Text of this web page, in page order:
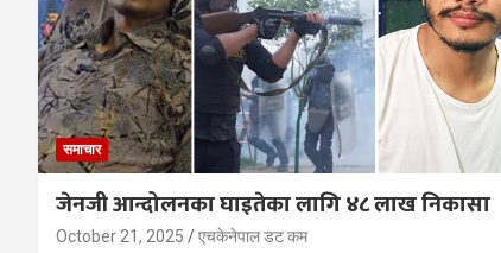
समाचार
जेनजी आन्दोलनका घाइतेका लागि ४८ लाख निकासा
October 21, 2025 एचकेनेपाल डट कम